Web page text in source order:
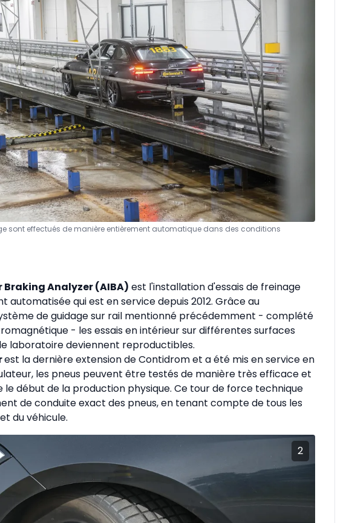
sont effectués de manière entièrement automatique dans des conditions
Analyzer (AIBA) est l'installation d'essais de freinage
automatisée qui est en service depuis 2012. Grâce au
de guidage sur rail mentionné précédemment - complété
- les essais en intérieur sur différentes surfaces
laboratoire deviennent reproductibles.
est la dernière extension de Contidrom et a été mis en service en
les pneus peuvent être testés de manière très efficace et
début de la production physique. Ce tour de force technique
de conduite exact des pneus, en tenant compte de tous les
du véhicule.
2